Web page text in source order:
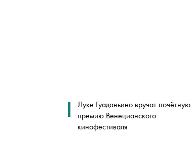
Луке Гуаданьино вручат почётную
премию Венецианского
кинофестиваля